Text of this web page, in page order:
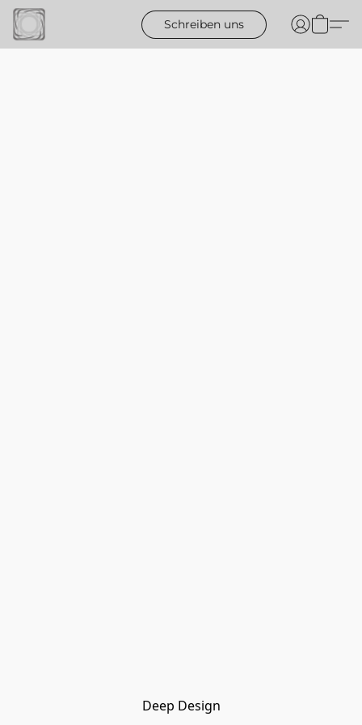
Schreiben uns
Deep Design